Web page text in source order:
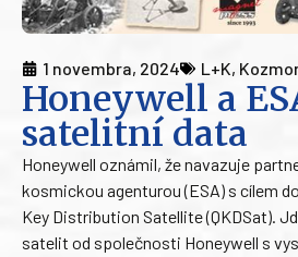
1 novembra, 2024 L+K,
Honeywell a
satelitní data
Honeywell oznámil, že navazuje
kosmickou agenturou (ESA) s cílem
Key Distribution Satellite (QKDSat).
satelit od společnosti Honeywell s